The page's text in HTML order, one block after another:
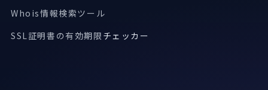
Whois情報検索ツール
SSL証明書の有効期限 チェッカー